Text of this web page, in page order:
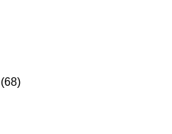
(68)